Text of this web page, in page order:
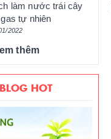
làm nước trái cây
tự nhiên
2022
thêm
HOT